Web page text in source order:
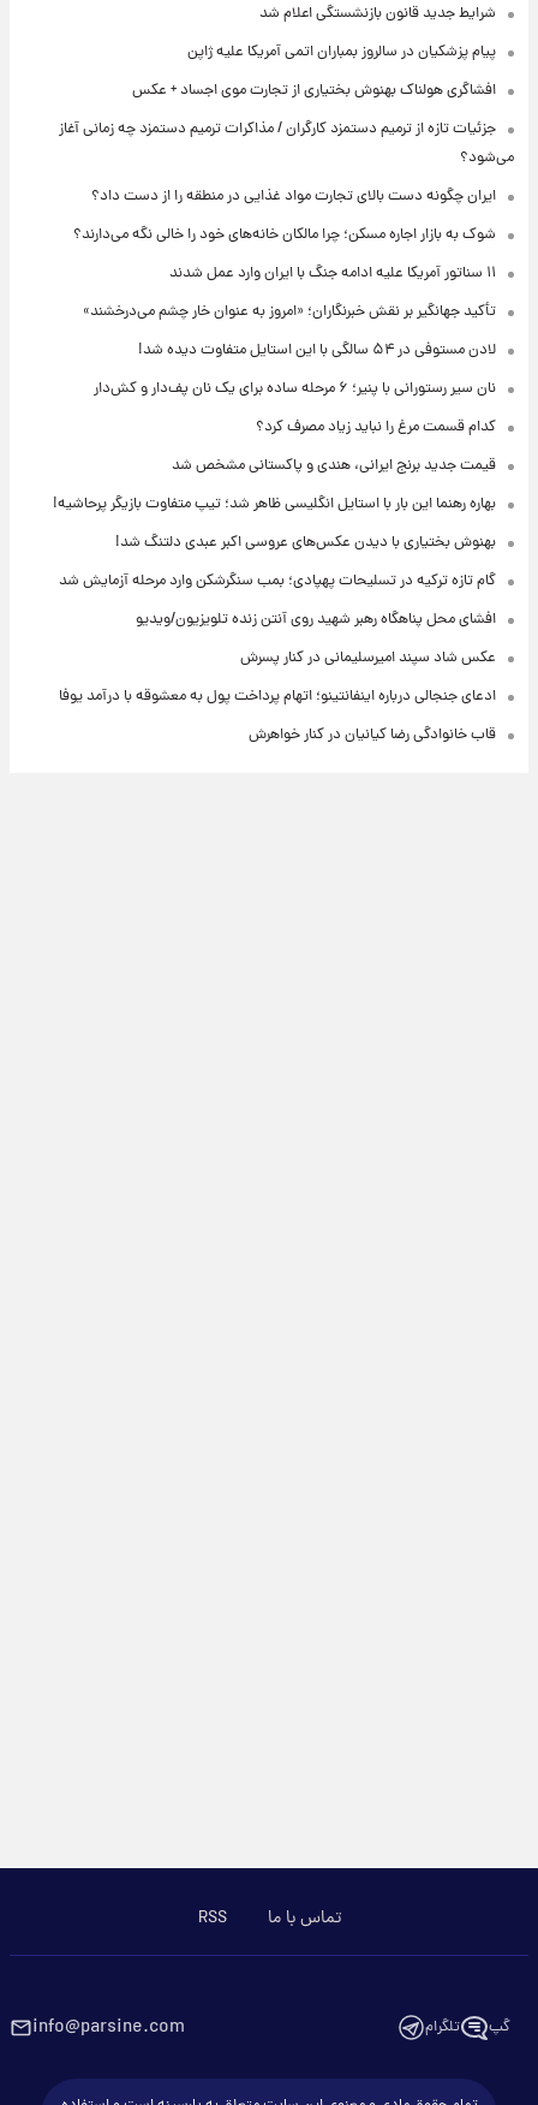
شرایط جدید قانون بازنشستگی اعلام شد
پیام پزشکیان در سالروز بمباران اتمی آمریکا علیه ژاپن
افشاگری هولناک بهنوش بختیاری از تجارت موی اجساد + عکس
جزئیات تازه از ترمیم دستمزد کارگران / مذاکرات ترمیم دستمزد چه زمانی آغاز
می‌شود؟
ایران چگونه دست بالای تجارت مواد غذایی در منطقه را از دست داد؟
شوک به بازار اجاره مسکن؛ چرا مالکان خانه‌های خود را خالی نگه می‌دارند؟
۱۱ سناتور آمریکا علیه ادامه جنگ با ایران وارد عمل شدند
تأکید جهانگیر بر نقش خبرنگاران؛ «امروز به عنوان خار چشم می‌درخشند»
لادن مستوفی در ۵۴ سالگی با این استایل متفاوت دیده شد!
نان سیر رستورانی با پنیر؛ ۶ مرحله ساده برای یک نان پف‌دار و کش‌دار
کدام قسمت مرغ را نباید زیاد مصرف کرد؟
قیمت جدید برنج ایرانی، هندی و پاکستانی مشخص شد
بهاره رهنما این بار با استایل انگلیسی ظاهر شد؛ تیپ متفاوت بازیگر پرحاشیه!
بهنوش بختیاری با دیدن عکس‌های عروسی اکبر عبدی دلتنگ شد!
گام تازه ترکیه در تسلیحات پهپادی؛ بمب سنگرشکن وارد مرحله آزمایش شد
افشای محل پناهگاه‌ رهبر شهید روی آنتن زنده تلویزیون/ویدیو
عکس شاد سپند امیرسلیمانی در کنار پسرش
ادعای جنجالی درباره اینفانتینو؛ اتهام پرداخت پول به معشوقه با درآمد یوفا
قاب خانوادگی رضا کیانیان در کنار خواهرش
تماس با ما RSS
گپ تلگرام info@parsine.com